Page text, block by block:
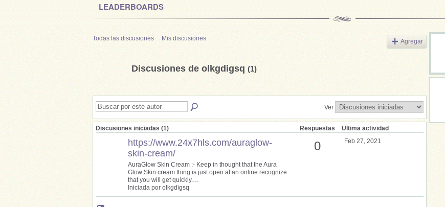
LEADERBOARDS
Todas las discusiones Mis discusiones Agregar
Discusiones de olkgdigsq (1)
Ver
Discusiones iniciadas (1) Respuestas Última actividad
https://www.24x7hls.com/auraglow-
skin-cream/
AuraGlow Skin Cream :- Keep in thought that the Aura
Glow Skin cream thing is just open at an online recognize
that you will get quickly.…
Iniciada por olkgdigsq
0 Feb 27, 2021